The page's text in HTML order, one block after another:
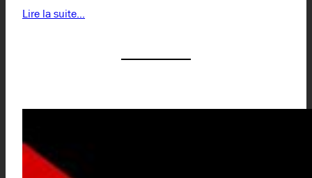
Lire la suite…